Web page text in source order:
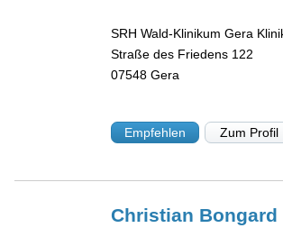
SRH Wald-Klinikum Gera
Straße des Friedens 122
07548 Gera
Empfehlen Zum Profil
Christian Bongard